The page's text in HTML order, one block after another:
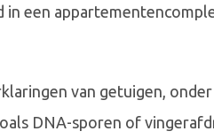
een
van getuigen,
DNA-sporen of